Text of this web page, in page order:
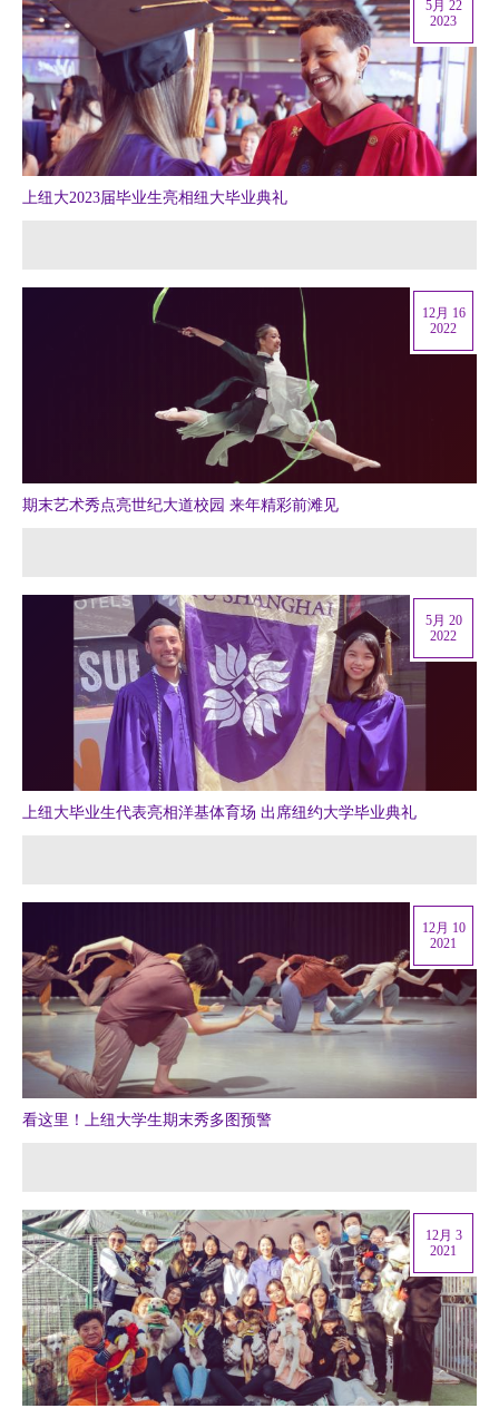
上纽大2023届毕业生亮相纽大毕业典礼
5月 22
2023
期末艺术秀点亮世纪大道校园 来年精彩前滩见
12月 16
2022
上纽大毕业生代表亮相洋基体育场 出席纽约大学毕业典礼
5月 20
2022
看这里！上纽大学生期末秀多图预警
12月 10
2021
12月 3
2021